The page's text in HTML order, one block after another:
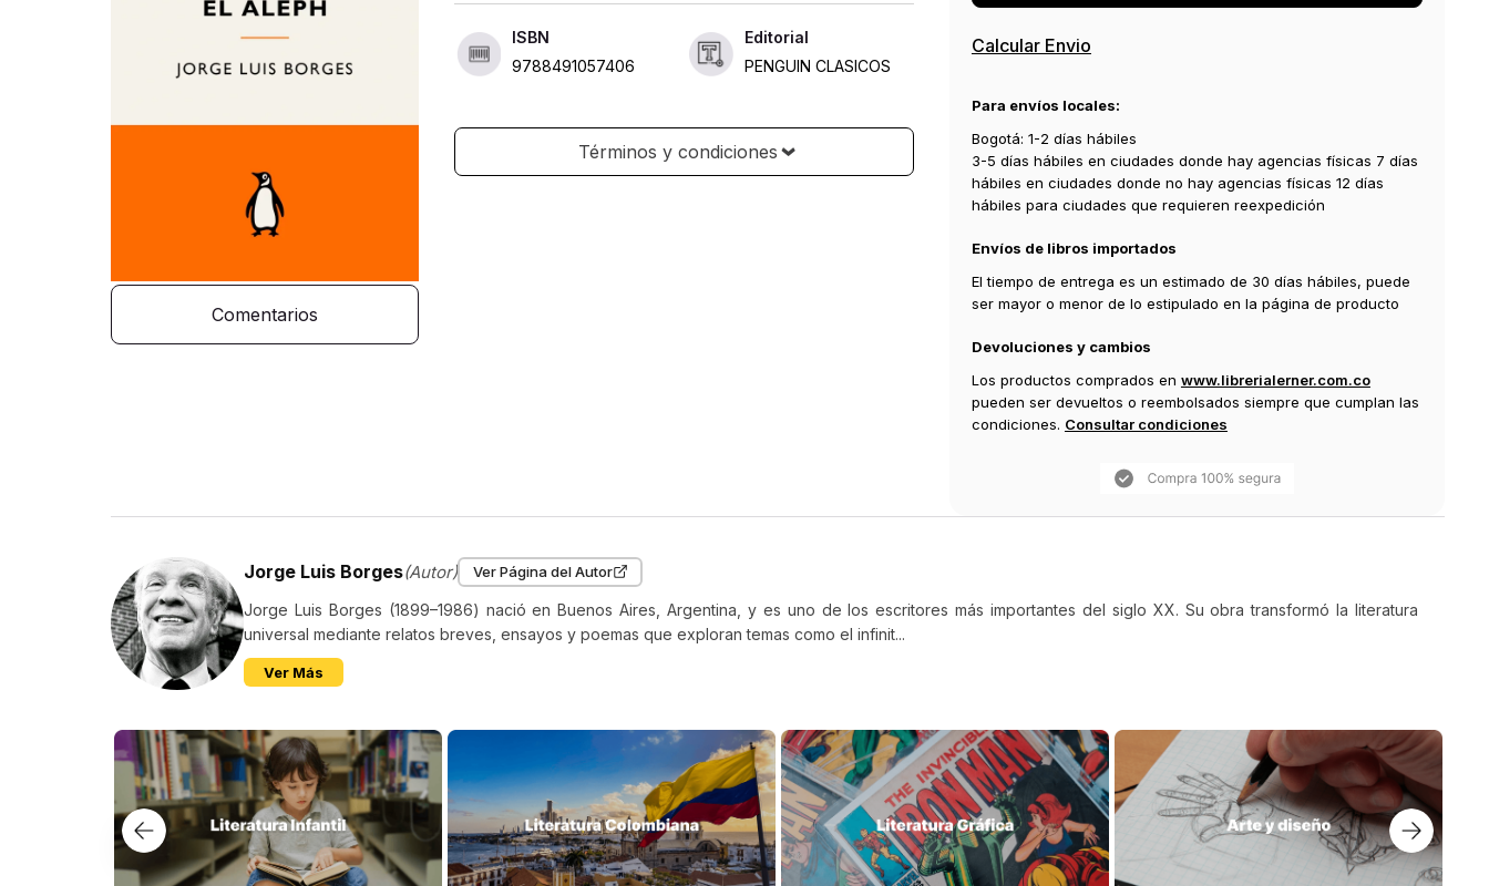
Comentarios
125.º ANIVERSARIO DE BORGES Borges: el autor infinito. «El
escritor en español más importante desde Cervantes. [...] Uno de
los artistas contemporáneos más memorables. [...] La deuda que
tenemos contraída con él quienes escribimos en español es
Márquez, Vargas Llosa, Banville y tantos otros escritores
contemporáneos. Los cuentos que lo integran son un prodigio de
vasto universo ya se apartaba de ella y que ese cambio era el
no ya leerlo o releerlo, sino, como sugería Bolaño, 'releerlo otra
vez'». Gonzalo Núñez, La Razón «Es único. Alcanza la cumbre de
la literatura universal, [...] y lo hace con sus relatos, auténticas
joyas en miniatura». Carlos Asenjo Sedano, Ideal de
Borges es más que un cuentista sorprendente y un brillante
estilista: es un espejo que refleja el espíritu de su tiempo».
Chicago Tribune «Borges, visionario escéptico, nos encanta. [...]
Ha cumplido un anhelo fundamental en relación con las razones
por las cuales leemos». Harold Bloom, Cómo leer a Jorge Luis
Borges «Borges es el escritor en español más importante desde
Cervantes. [...] Uno de los artistas contemporáneos más
Calcular Envio
Para envíos locales:
Bogotá: 1-2 días hábiles
3-5 días hábiles en ciudades donde hay agencias físicas 7 días
hábiles en ciudades donde no hay agencias físicas 12 días
hábiles para ciudades que requieren reexpedición
Envíos de libros importados
El tiempo de entrega es un estimado de 30 días hábiles, puede
ser mayor o menor de lo estipulado en la página de producto
Devoluciones y cambios
Los productos comprados en www.librerialerner.com.co
pueden ser devueltos o reembolsados siempre que cumplan las
condiciones. Consultar condiciones
Jorge Luis Borges(Autor) Ver Página del Autor
Jorge Luis Borges (1899–1986) nació en Buenos Aires, Argentina, y es uno de los escritores más importantes del siglo XX. Su obra transformó la literatura
universal mediante relatos breves, ensayos y poemas que exploran temas como el infinit...
Ver Más